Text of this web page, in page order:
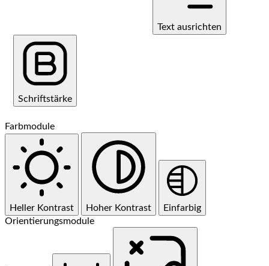
Text ausrichten
Schriftstärke
Farbmodule
Heller Kontrast Hoher Kontrast
Einfarbig
Orientierungsmodule